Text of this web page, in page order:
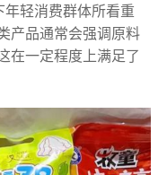
年轻消费群体所看重
产品通常会强调原料
在一定程度上满足了